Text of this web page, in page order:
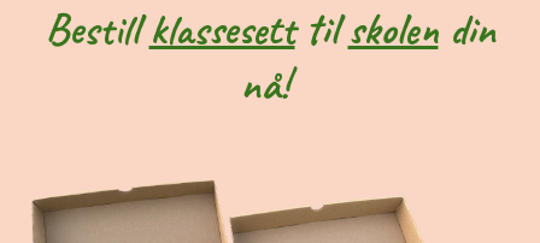
Bestillklassesetttilskolendin
nå!